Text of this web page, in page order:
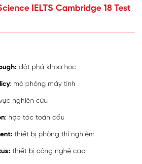
IELTS Cambridge 18 Test
đột phá khoa học
: mô phỏng máy tính
nghiên cứu
: hợp tác toàn cầu
thiết bị phòng thí nghiệm
thiết bị công nghệ cao